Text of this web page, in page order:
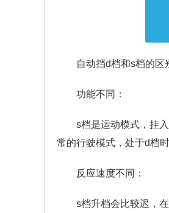
自动挡d档和s档的区
功能不同：
s档是运动模式，挂
常的行驶模式，处于d档
反应速度不同：
s档升档会比较迟，